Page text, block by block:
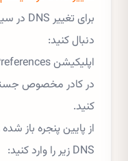
دنبال کنید:
اپلیکیشن System Preferences را باز کنید.
کنید.
از پایین پنجره باز
DNS زیر را وارد کنید: